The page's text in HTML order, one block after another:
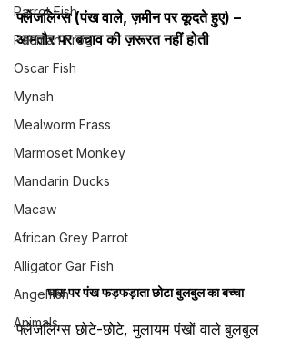
Parrot Fish
Pacman Frog
Oscar Fish
Mynah
Mealworm Frass
Marmoset Monkey
Mandarin Ducks
Macaw
African Grey Parrot
Alligator Gar Fish
Angelfish
Animals
फ्लेजलिंग्स (पंख वाले, ज़मीन पर कूदते हुए) –
आमतौर पर बचाव की ज़रूरत नहीं होती
घास पर पंख फड़फड़ाता छोटा बुलबुल का बच्चा
फ्लेजलिंग्स छोटे-छोटे, मुलायम पंखों वाले बुलबुल